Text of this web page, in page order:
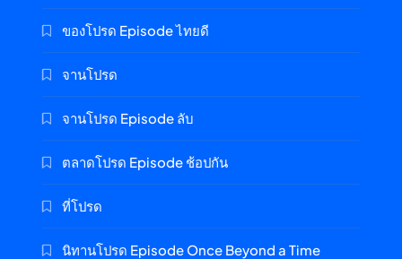
ของโปรด Episode ไทยดี
จานโปรด
จานโปรด Episode ลับ
ตลาดโปรด Episode ช้อปกัน
ที่โปรด
นิทานโปรด Episode Once Beyond a Time